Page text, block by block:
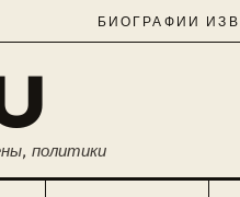
БИОГРАФИИ
политики